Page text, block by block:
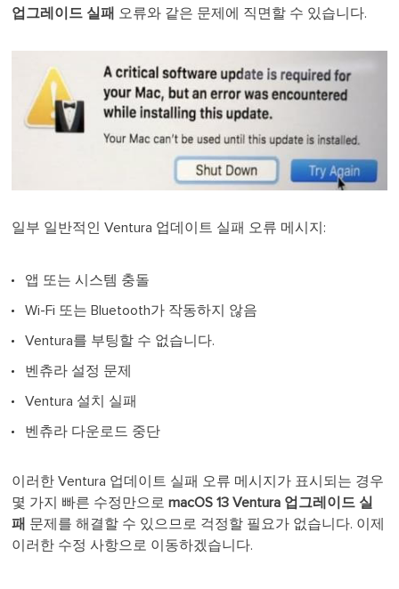
업그레이드 실패 오류와 같은 문제에 직면할 수 있습니다.
일부 일반적인 Ventura 업데이트 실패 오류 메시지:
앱 또는 시스템 충돌
Wi-Fi 또는 Bluetooth가 작동하지 않음
Ventura를 부팅할 수 없습니다.
벤츄라 설정 문제
Ventura 설치 실패
벤츄라 다운로드 중단
이러한 Ventura 업데이트 실패 오류 메시지가 표시되는 경우
몇 가지 빠른 수정만으로macOS 13 Ventura 업그레이드 실
패 문제를 해결할 수 있으므로 걱정할 필요가 없습니다. 이제
이러한 수정 사항으로 이동하겠습니다.